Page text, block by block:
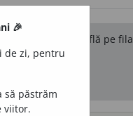
originale se află pe fila
🎉
de zi, pentru
să păstrăm
viitor.